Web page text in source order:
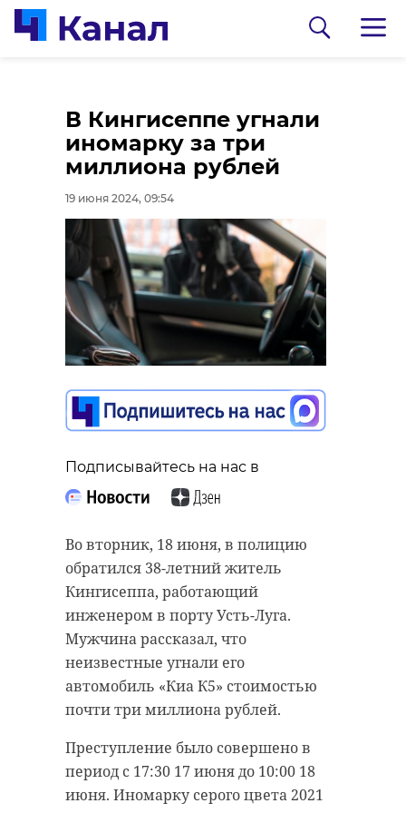
В Кингисеппе угнали
иномарку за три
миллиона рублей
19 июня 2024, 09:54
Подписывайтесь на нас в
Во вторник, 18 июня, в полицию
обратился 38-летний житель
Кингисеппа, работающий
инженером в порту Усть-Луга.
Мужчина рассказал, что
неизвестные угнали его
автомобиль «Киа К5» стоимостью
почти три миллиона рублей.
Преступление было совершено в
период с 17:30 17 июня до 10:00 18
июня. Иномарку серого цвета 2021
Во Всеволожске
мигрант гулял по
улице с револьвером
19 июня 2024, 09:30
Подписывайтесь на нас в
Во вторник, 18 июня, около 17:15 в
полицию обратились
взволнованные жители
Ленинградской области. Они
рассказали, что по
Александровской улице во
Всеволожске мужчина ходит с
револьвером и гоняется за
Оперативники отправились на
место происшествия и задержали
Подросток на мопеде
врезался в стену
гаража в Лужском
районе
19 июня 2024, 09:07
Подписывайтесь на нас в
Около полуночи во вторник, 18
июня, возле деревни Госткино
(Лужский район Ленинградской
области) мопед врезался в стену
гаража. За рулем двухколесного
транспорта находился 16-летний
подросток.
Как сообщил источник 47channel в
полиции, студент-первокурсник
Морской технической академии